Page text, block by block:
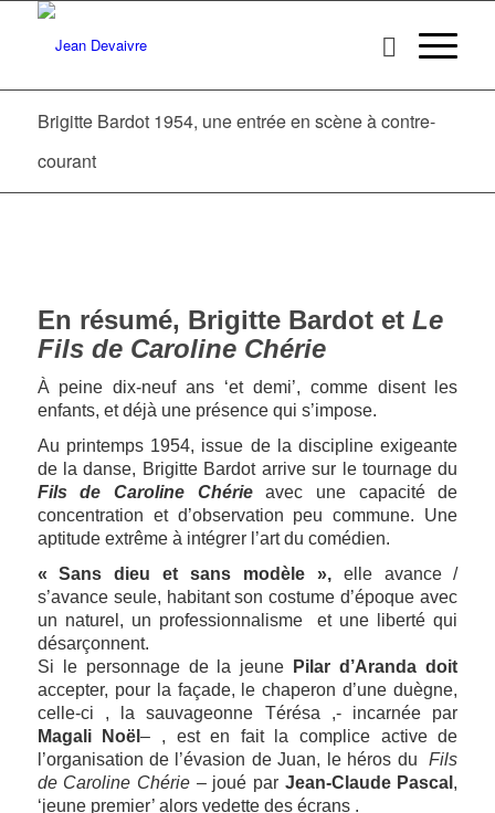
Brigitte Bardot 1954, une entrée en scène à contre-
courant
En résumé, Brigitte Bardot et Le
Fils de Caroline Chérie
À peine dix-neuf ans ‘et demi’, comme disent les
enfants, et déjà une présence qui s’impose.
Au printemps 1954, issue de la discipline exigeante
de la danse, Brigitte Bardot arrive sur le tournage du
Fils de Caroline Chérieavec une capacité de
concentration et d’observation peu commune. Une
aptitude extrême à intégrer l’art du comédien.
« Sans dieu et sans modèle »,elle avance /
s’avance seule, habitant son costume d’époque avec
un naturel, un professionnalisme et une liberté qui
désarçonnent.
Si le personnage de la jeune
Pilar d’Aranda doit
accepter, pour la façade, le chaperon d’une duègne,
celle-ci , la sauvageonne Térésa ,- incarnée par
Magali Noël– , est en fait la complice active de
l’organisation de l’évasion de Juan, le héros duFils
de Caroline Chérie– joué par Jean-Claude Pascal ,
‘jeune premier’ alors vedette des écrans .